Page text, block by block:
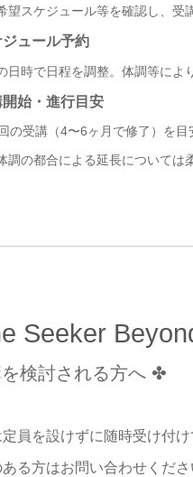
スケジュール等を確認し、受
ジュール予約
時で日程を調整。体調等によ
開始・進行目安
の受講（4〜6ヶ月で修了）を目
の都合による延長については
Seeker
検討される方へ ✤
員を設けずに随時受け付
る方はお問い合わせくださ